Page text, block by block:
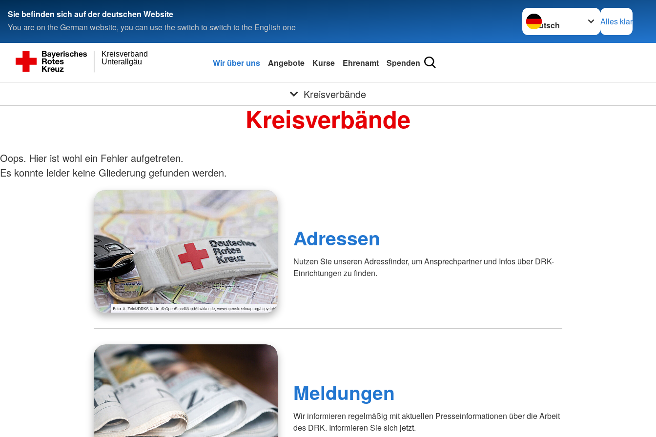
Sie befinden sich auf der deutschen Website
You are on the German website, you can use the switch to switch to the English one
Sprache wechseln zu
Alles klar
Unterallgäu
Kreisverband
Wir über uns Angebote Kurse Ehrenamt Spenden
Kreisverbände
Kreisverbände
Oops. Hier ist wohl ein Fehler aufgetreten.
Es konnte leider keine Gliederung gefunden werden.
Adressen
Nutzen Sie unseren Adressfinder, um Ansprechpartner und Infos über DRK-
Einrichtungen zu finden.
Meldungen
Wir informieren regelmäßig mit aktuellen Presseinformationen über die Arbeit
des DRK. Informieren Sie sich jetzt.